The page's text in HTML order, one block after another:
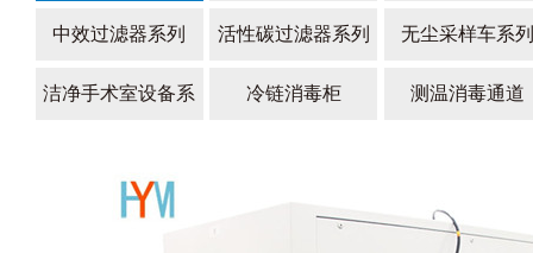
中效过滤器系列 活性碳过滤器系列 无尘采样车系
洁净手术室设备系 冷链消毒柜 测温消毒通道